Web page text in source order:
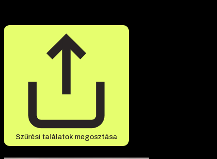
Szűrési találatok megosztása